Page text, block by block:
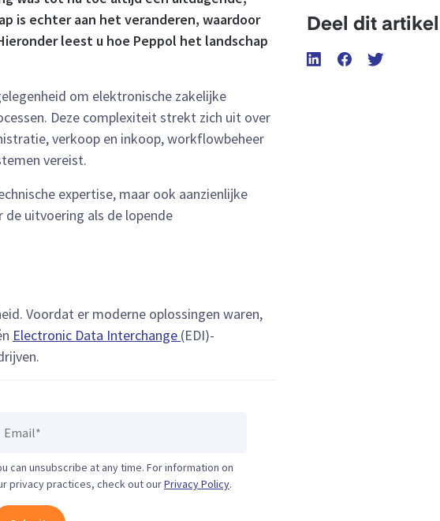
is echter aan het veranderen, waardoor
leest u hoe Peppol het landschap
om elektronische zakelijke
Deze complexiteit strekt zich uit over
verkoop en inkoop, workflowbeheer
vereist.
expertise, maar ook aanzienlijke
uitvoering als de lopende
Voordat er moderne oplossingen waren,
Electronic Data Interchange (EDI)-
can unsubscribe at any time. For information on
privacy practices, check out ourPrivacy Policy.
Deel dit artikel